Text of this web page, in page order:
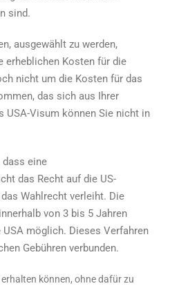
sind.
ausgewählt zu werden,
erheblichen Kosten für die
nicht um die Kosten für das
das sich aus Ihrer
USA-Visum können Sie nicht in
eine
das Recht auf die US-
Wahlrecht verleiht. Die
von 3 bis 5 Jahren
möglich. Dieses Verfahren
Gebühren verbunden.
erhalten können, ohne dafür zu